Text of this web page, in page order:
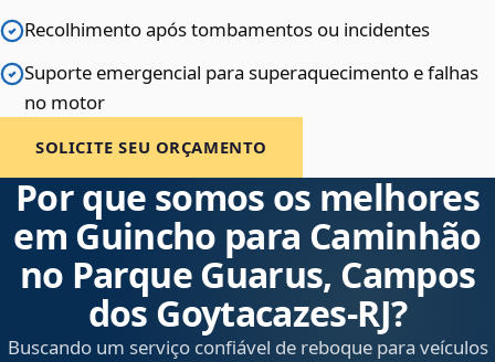
Recolhimento após tombamentos ou incidentes
Suporte emergencial para superaquecimento e falhas
no motor
SOLICITE SEU ORÇAMENTO
Por que somos os melhores
em Guincho para Caminhão
no Parque Guarus, Campos
dos Goytacazes‑RJ?
Buscando um serviço confiável de reboque para veículos